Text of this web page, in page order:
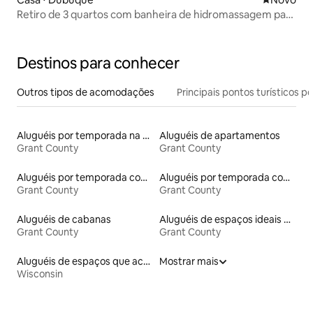
Retiro de 3 quartos com banheira de hidromassagem para
Destinos para conhecer
Outros tipos de acomodações Principais pontos turísticos
Aluguéis por temporada na orla
Grant County
Aluguéis de apartamentos
Grant County
Aluguéis por temporada com banheira de hidromassagem
Grant County
Aluguéis por temporada com acesso ao lago
Grant County
Aluguéis de cabanas
Grant County
Aluguéis de espaços ideais para famílias
Grant County
Aluguéis de espaços que aceitam animais de estimação
Wisconsin
Mostrar mais